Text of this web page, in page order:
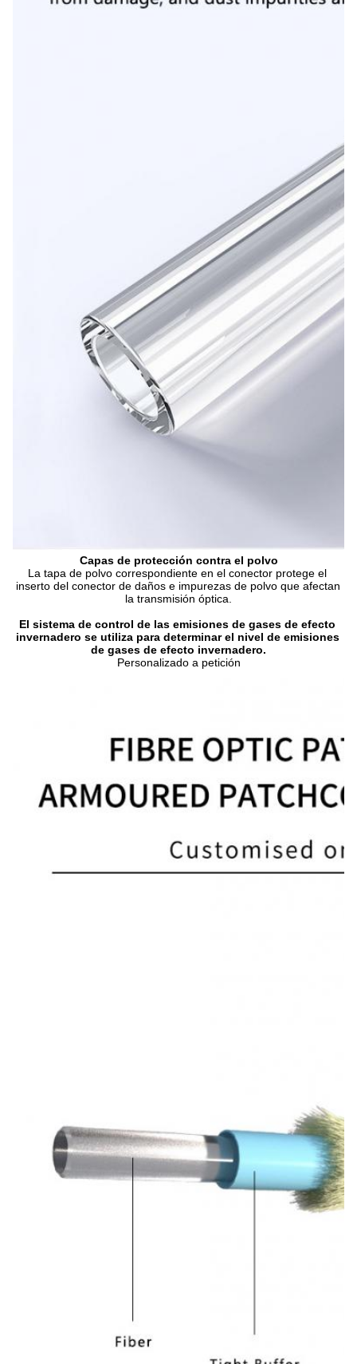
Capas de protección contra el polvo
La tapa de polvo correspondiente en el conector protege el
inserto del conector de daños e impurezas de polvo que afectan
la transmisión óptica.
El sistema de control de las emisiones de gases de efecto
invernadero se utiliza para determinar el nivel de emisiones
de gases de efecto invernadero.
Personalizado a petición